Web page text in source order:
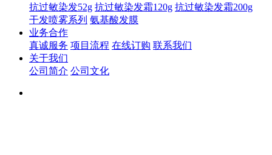
抗过敏染发52g 抗过敏染发霜120g 抗过敏染发霜200g
干发喷雾系列 氨基酸发膜
业务合作
真诚服务 项目流程 在线订购 联系我们
关于我们
公司简介 公司文化